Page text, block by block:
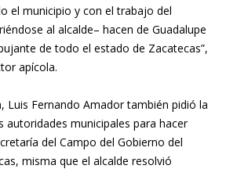
el municipio y con el trabajo del
al alcalde– hacen de Guadalupe
de todo el estado de Zacatecas”,
apícola.
Luis Fernando Amador también pidió la
autoridades municipales para hacer
del Campo del Gobierno del
misma que el alcalde resolvió